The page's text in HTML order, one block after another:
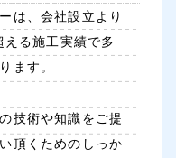
は、会社設立より
る施工実績で多
ます。
技術や知識をご提
頂くためのしっか